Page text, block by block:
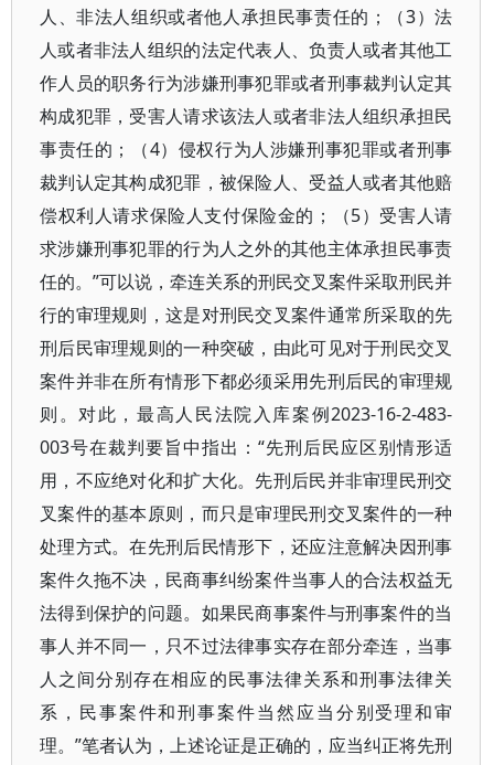
人、非法人组织或者他人承担民事责任的；（3）法
人或者非法人组织的法定代表人、负责人或者其他工
作人员的职务行为涉嫌刑事犯罪或者刑事裁判认定其
构成犯罪，受害人请求该法人或者非法人组织承担民
事责任的；（4）侵权行为人涉嫌刑事犯罪或者刑事
裁判认定其构成犯罪，被保险人、受益人或者其他赔
偿权利人请求保险人支付保险金的；（5）受害人请
求涉嫌刑事犯罪的行为人之外的其他主体承担民事责
任的。”可以说，牵连关系的刑民交叉案件采取刑民并
行的审理规则，这是对刑民交叉案件通常所采取的先
刑后民审理规则的一种突破，由此可见对于刑民交叉
案件并非在所有情形下都必须采用先刑后民的审理规
则。对此，最高人民法院入库案例2023-16-2-483-
003号在裁判要旨中指出：“先刑后民应区别情形适
用，不应绝对化和扩大化。先刑后民并非审理民刑交
叉案件的基本原则，而只是审理民刑交叉案件的一种
处理方式。在先刑后民情形下，还应注意解决因刑事
案件久拖不决，民商事纠纷案件当事人的合法权益无
法得到保护的问题。如果民商事案件与刑事案件的当
事人并不同一，只不过法律事实存在部分牵连，当事
人之间分别存在相应的民事法律关系和刑事法律关
系，民事案件和刑事案件当然应当分别受理和审
理。”笔者认为，上述论证是正确的，应当纠正将先刑